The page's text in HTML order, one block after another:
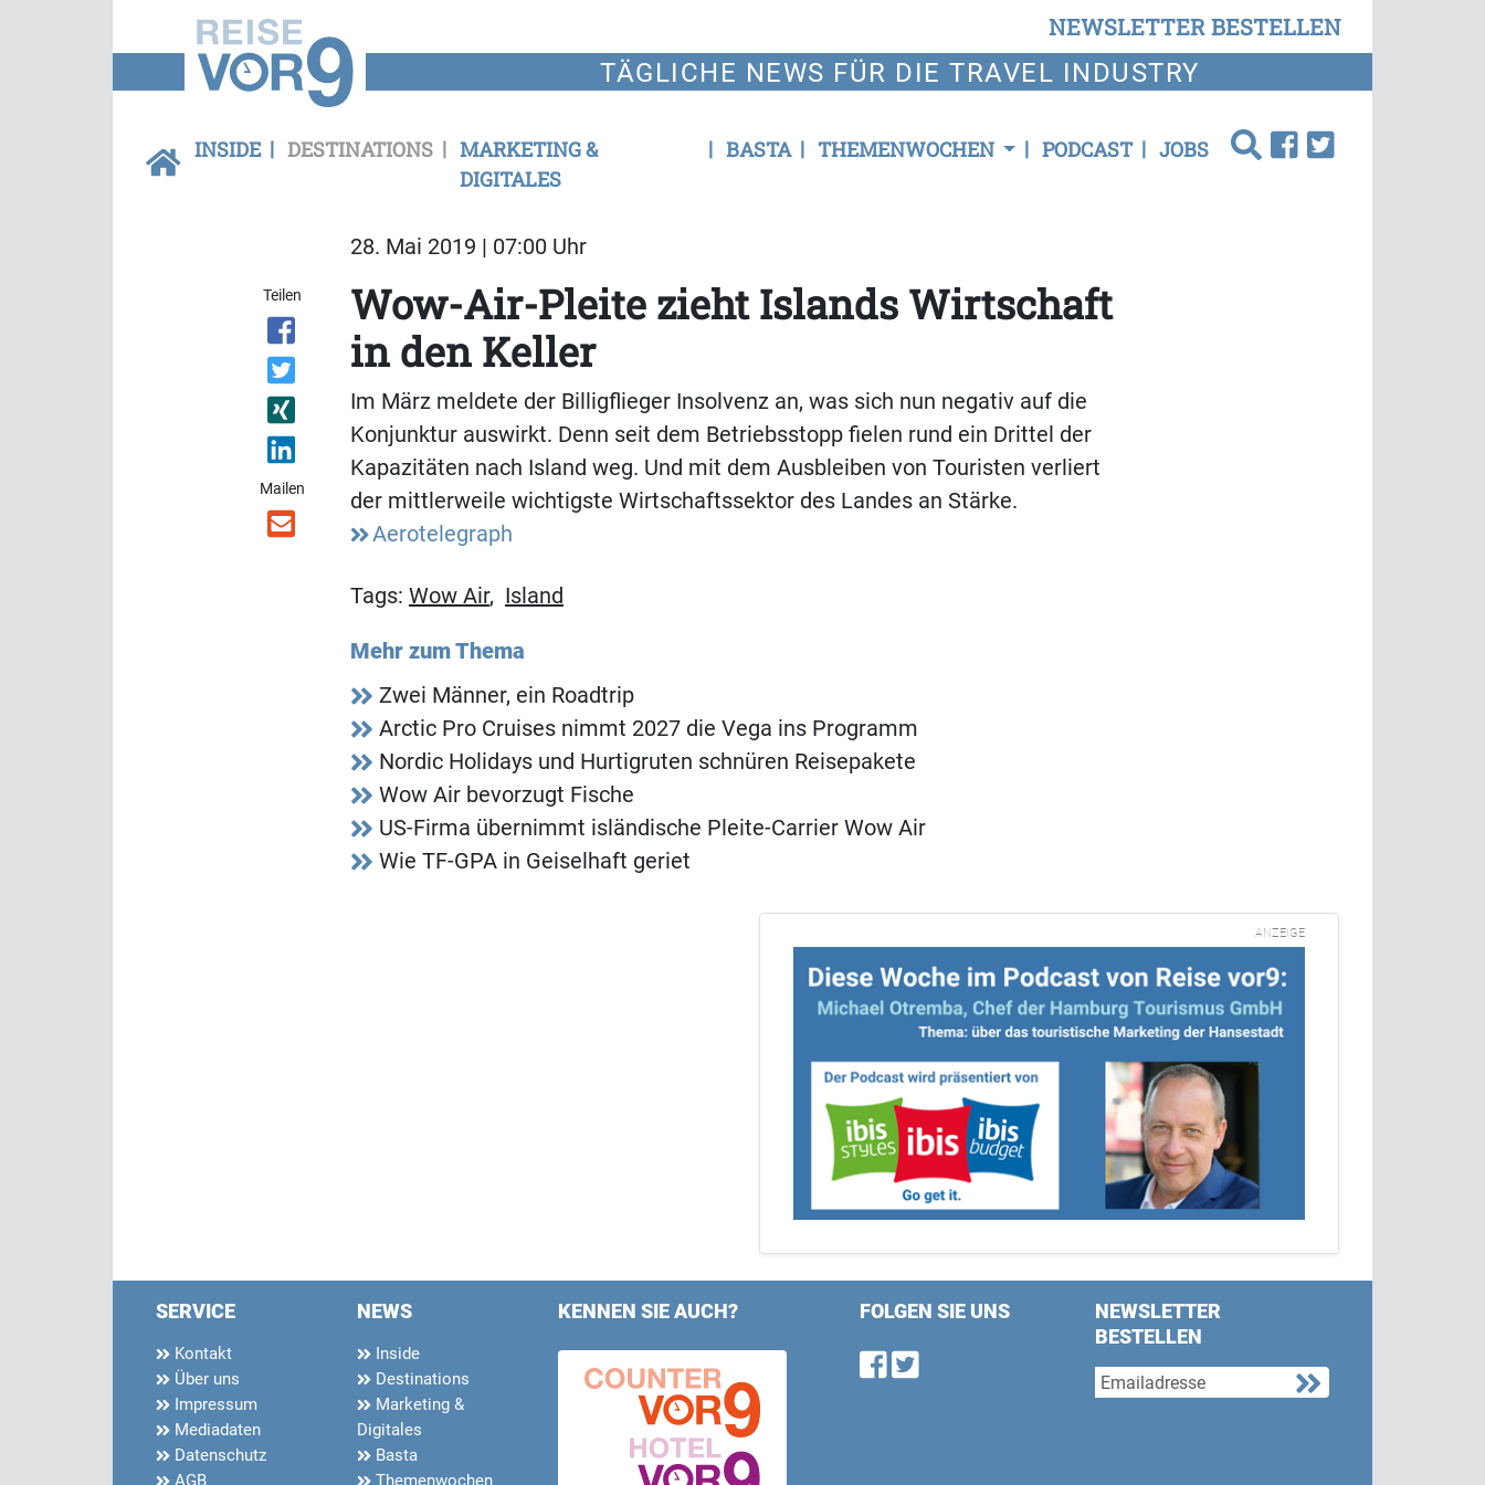
NEWSLETTER BESTELLEN
TÄGLICHE NEWS FÜR DIE TRAVEL INDUSTRY
INSIDE DESTINATIONS
MARKETING &
DIGITALES
BASTA THEMENWOCHEN PODCAST JOBS
28. Mai 2019 | 07:00 Uhr
Teilen
Mailen
Wow-Air-Pleite zieht Islands Wirtschaft
in den Keller
Im März meldete der Billigflieger Insolvenz an, was sich nun negativ auf die
Konjunktur auswirkt. Denn seit dem Betriebsstopp fielen rund ein Drittel der
Kapazitäten nach Island weg. Und mit dem Ausbleiben von Touristen verliert
der mittlerweile wichtigste Wirtschaftssektor des Landes an Stärke.
Aerotelegraph
Tags: Wow Air, Island
Mehr zum Thema
Zwei Männer, ein Roadtrip
Arctic Pro Cruises nimmt 2027 die Vega ins Programm
Nordic Holidays und Hurtigruten schnüren Reisepakete
Wow Air bevorzugt Fische
US-Firma übernimmt isländische Pleite-Carrier Wow Air
Wie TF-GPA in Geiselhaft geriet
ANZEIGE
SERVICE
Kontakt
Über uns
Impressum
Mediadaten
Datenschutz
AGB
NEWS
Inside
Destinations
Marketing &
Digitales
Basta
Themenwochen
KENNEN SIE AUCH? FOLGEN SIE UNS
Find us on Facebook
Follow us on Twitter
NEWSLETTER
BESTELLEN